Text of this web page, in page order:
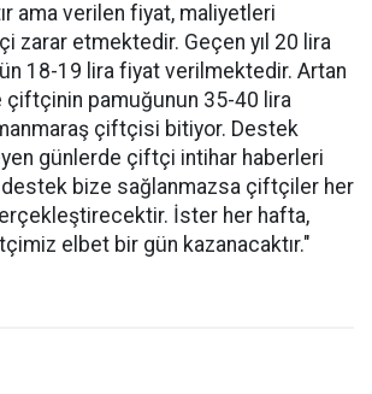
ama verilen fiyat, maliyetleri
zarar etmektedir. Geçen yıl 20 lira
18-19 lira fiyat verilmektedir. Artan
çiftçinin pamuğunun 35-40 lira
çiftçisi bitiyor. Destek
günlerde çiftçi intihar haberleri
destek bize sağlanmazsa çiftçiler her
İster her hafta,
elbet bir gün kazanacaktır."